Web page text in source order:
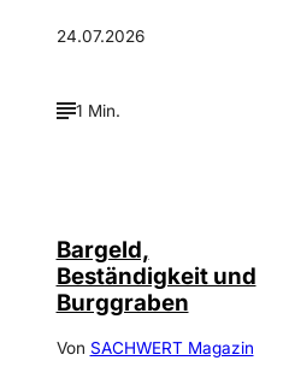
24.07.2026
1 Min.
Bargeld,
Beständigkeit und
Burggraben
Von SACHWERT Magazin